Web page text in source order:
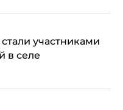
участниками
в селе